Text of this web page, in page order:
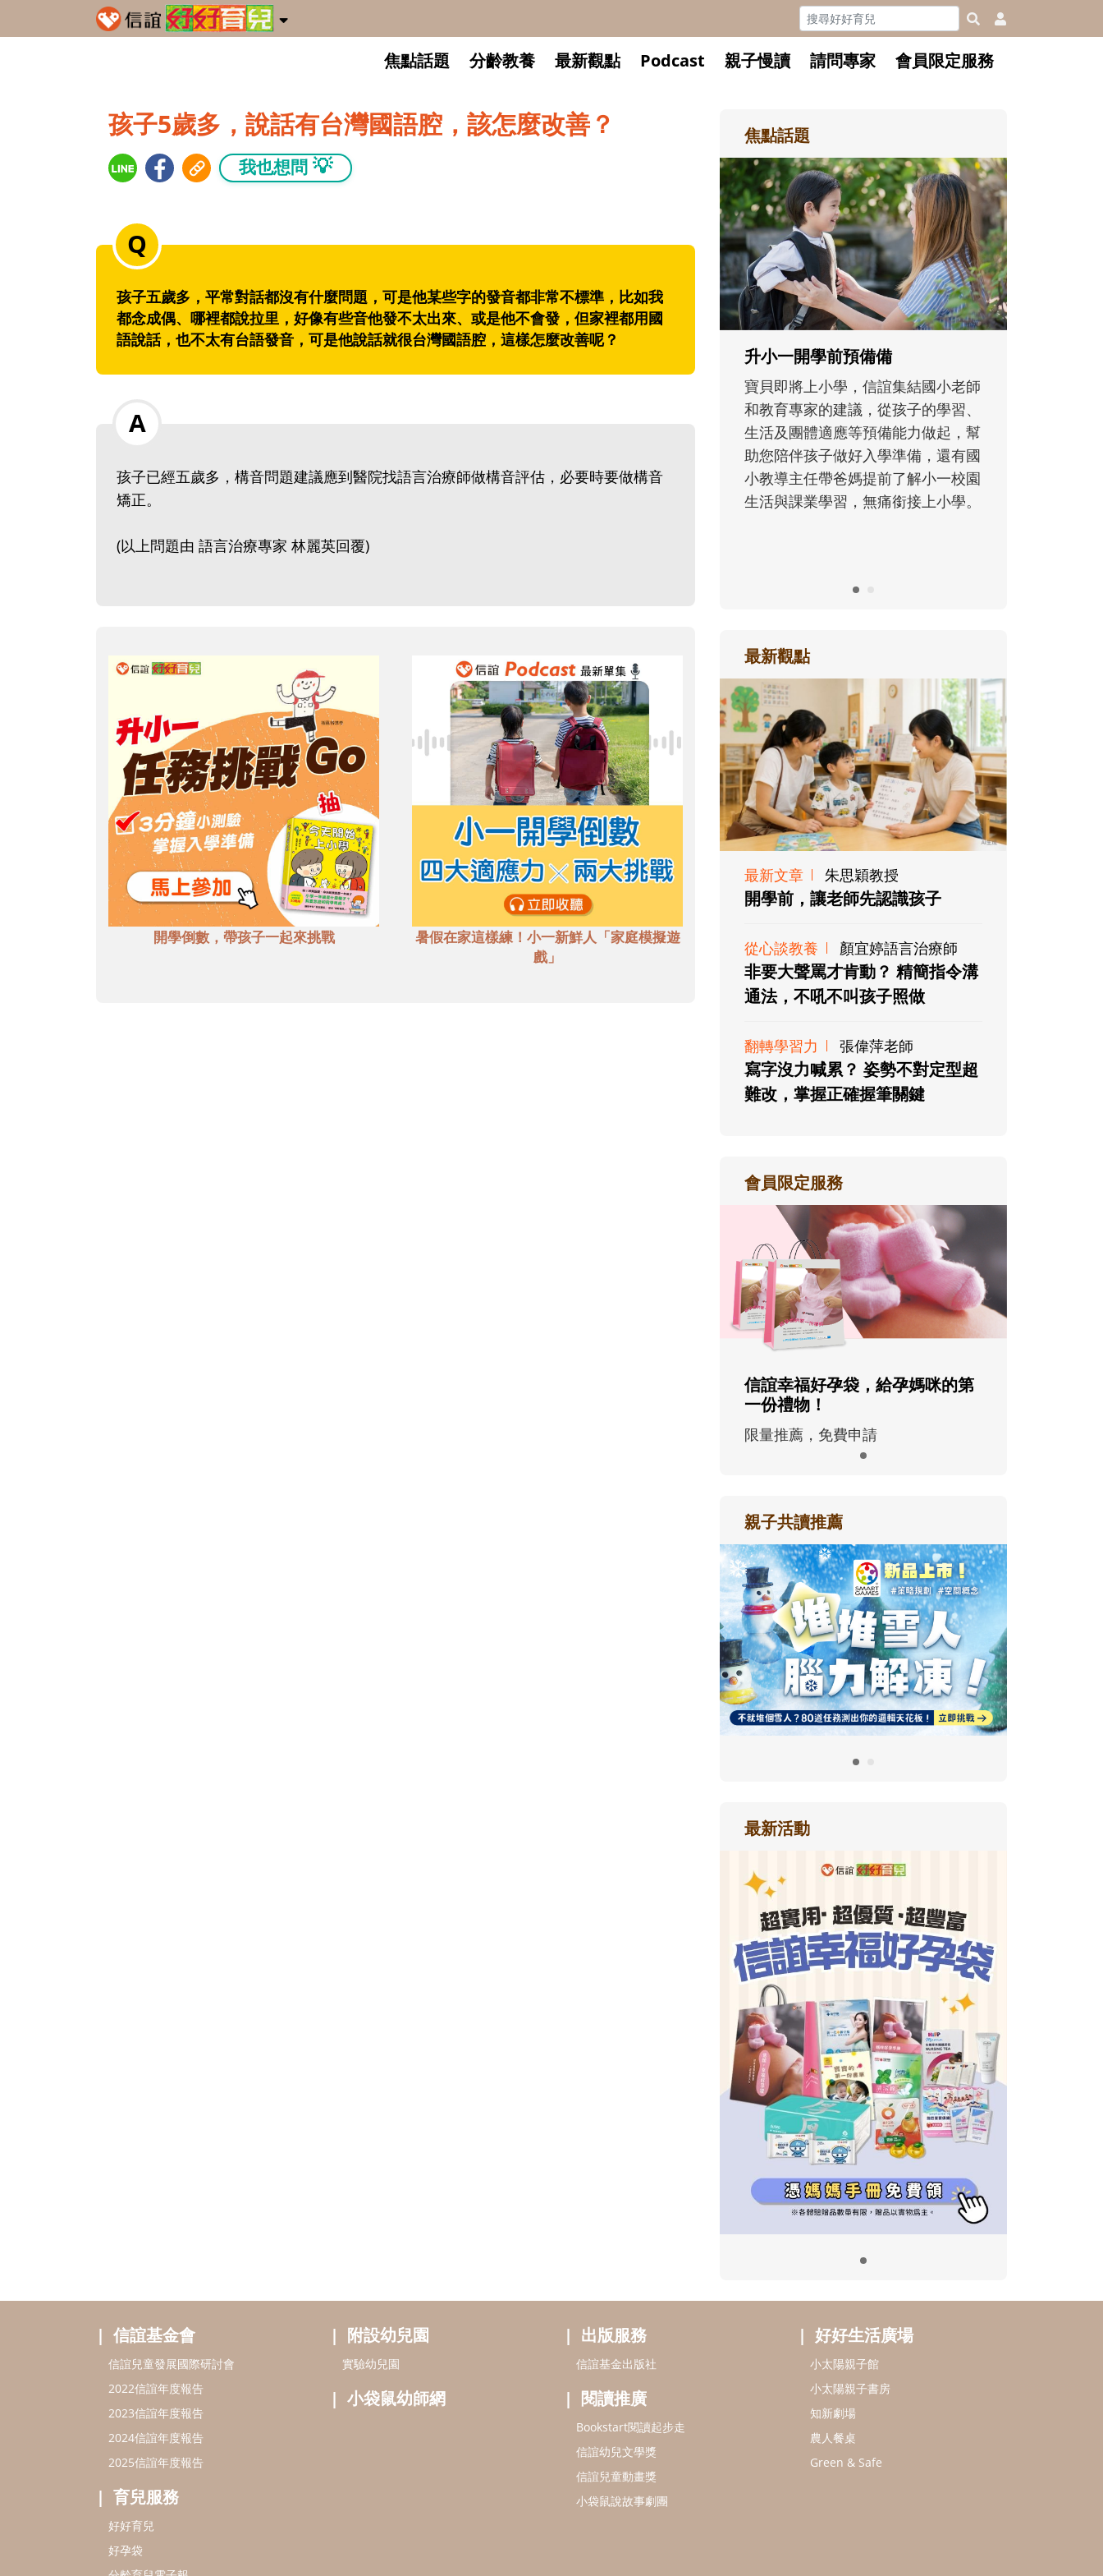
焦點話題 分齡教養 最新觀點 Podcast 親子慢讀 請問專家 會員限定服務
孩子5歲多，說話有台灣國語腔，該怎麼改善？
我也想問 💡
孩子五歲多，平常對話都沒有什麼問題，可是他某些字的發音都非常不標準，比如我
都念成偶、哪裡都說拉里，好像有些音他發不太出來、或是他不會發，但家裡都用國
語說話，也不太有台語發音，可是他說話就很台灣國語腔，這樣怎麼改善呢？
孩子已經五歲多，構音問題建議應到醫院找語言治療師做構音評估，必要時要做構音
矯正。
(以上問題由 語言治療專家 林麗英回覆)
開學倒數，帶孩子一起來挑戰
暑假在家這樣練！小一新鮮人「家庭模擬遊
戲」
焦點話題
寶貝即將上小學，信誼集結國小老師
和教育專家的建議，從孩子的學習、
生活及團體適應等預備能力做起，幫
助您陪伴孩子做好入學準備，還有國
小教導主任帶爸媽提前了解小一校園
生活與課業學習，無痛銜接上小學。
和孩子一起長大的那個男人│讀
懂父親的不同模樣
沒有人天生就擅長當爸爸！男人總是
在一次次「前所未有」的體驗中，跟
著孩子一起長大。從給予安全感的肢
體遊戲，到獨立自主、角色認同及解
決問題的能力養成。爸爸正嘗試用不
同的模樣，參與孩子每個重要的成長
歷程。
最新觀點
最新文章 朱思穎教授
開學前，讓老師先認識孩子
從心談教養 顏宜婷語言治療師
非要大聲罵才肯動？ 精簡指令溝
通法，不吼不叫孩子照做
翻轉學習力 張偉萍老師
寫字沒力喊累？ 姿勢不對定型超
難改，掌握正確握筆關鍵
會員限定服務
信誼幸福好孕袋，給孕媽咪的第
一份禮物！
限量推薦，免費申請
親子共讀推薦
最新活動
信誼基金會
信誼兒童發展國際研討會
2022信誼年度報告
2023信誼年度報告
2024信誼年度報告
2025信誼年度報告
育兒服務
好好育兒
好孕袋
附設幼兒園
實驗幼兒園
小袋鼠幼師網
出版服務
信誼基金出版社
閱讀推廣
Bookstart閱讀起步走
信誼幼兒文學獎
信誼兒童動畫獎
小袋鼠說故事劇團
好好生活廣場
小太陽親子館
小太陽親子書房
知新劇場
農人餐桌
Green & Safe